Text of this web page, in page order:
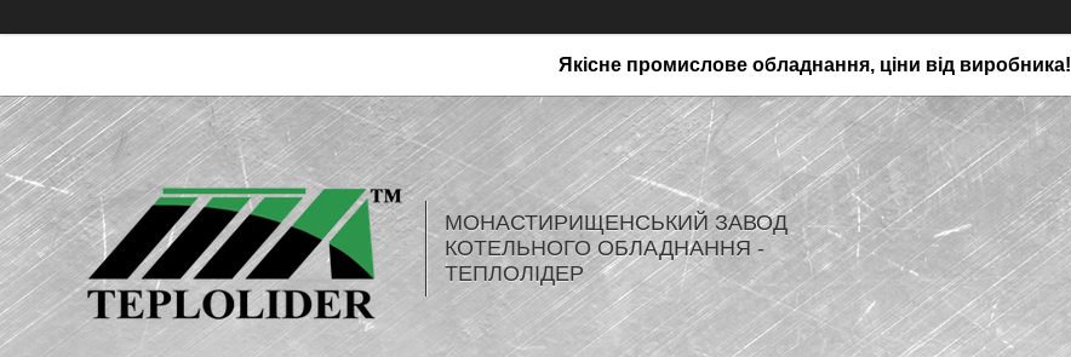
Якісне промислове обладнання, ціни від виробника!
МОНАСТИРИЩЕНСЬКИЙ ЗАВОД
КОТЕЛЬНОГО ОБЛАДНАННЯ -
ТЕПЛОЛІДЕР